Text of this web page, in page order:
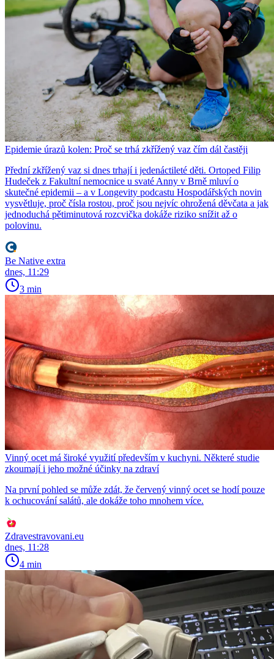
Epidemie úrazů kolen: Proč se trhá zkřížený vaz čím dál častěji
Přední zkřížený vaz si dnes trhají i jedenáctileté děti. Ortoped Filip
Hudeček z Fakultní nemocnice u svaté Anny v Brně mluví o
skutečné epidemii – a v Longevity podcastu Hospodářských novin
vysvětluje, proč čísla rostou, proč jsou nejvíc ohrožená děvčata a jak
jednoduchá pětiminutová rozcvička dokáže riziko snížit až o
polovinu.
Be Native extra
dnes, 11:29
3 min
Vinný ocet má široké využití především v kuchyni. Některé studie
zkoumají i jeho možné účinky na zdraví
Na první pohled se může zdát, že červený vinný ocet se hodí pouze
k ochucování salátů, ale dokáže toho mnohem více.
Zdravestravovani.eu
dnes, 11:28
4 min